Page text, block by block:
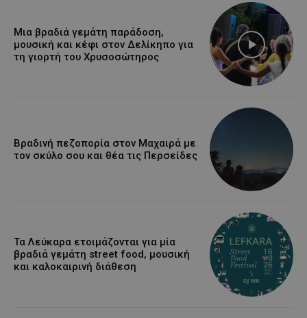
Μια βραδιά γεμάτη παράδοση,
μουσική και κέφι στον Δελίκηπο για
τη γιορτή του Χρυσοσώτηρος
Βραδινή πεζοπορία στον Μαχαιρά με
τον σκύλο σου και θέα τις Περσείδες
Τα Λεύκαρα ετοιμάζονται για μία
βραδιά γεμάτη street food, μουσική
και καλοκαιρινή διάθεση